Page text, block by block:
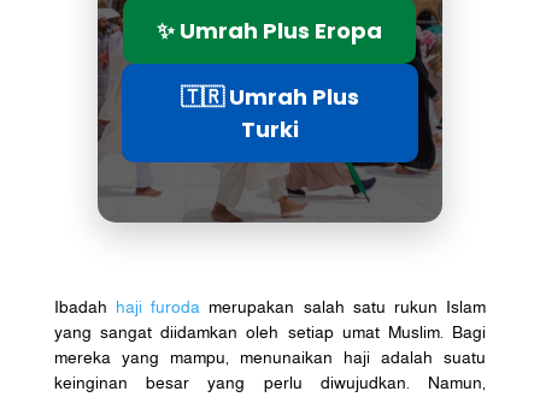
✨ Umrah Plus Eropa
🇹🇷 Umrah Plus
Turki
Ibadah haji furoda merupakan salah satu rukun Islam
yang sangat diidamkan oleh setiap umat Muslim. Bagi
mereka yang mampu, menunaikan haji adalah suatu
keinginan besar yang perlu diwujudkan. Namun,